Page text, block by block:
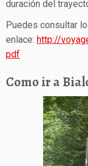
duración del
Puedes consultar
enlace: http://
pdf
Como ir a